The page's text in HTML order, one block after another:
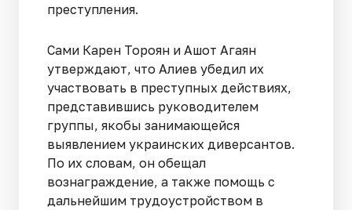
преступления.
Сами Карен Тороян и Ашот Агаян
утверждают, что Алиев убедил их
участвовать в преступных действиях,
представившись руководителем
группы, якобы занимающейся
выявлением украинских диверсантов.
По их словам, он обещал
вознаграждение, а также помощь с
дальнейшим трудоустройством в